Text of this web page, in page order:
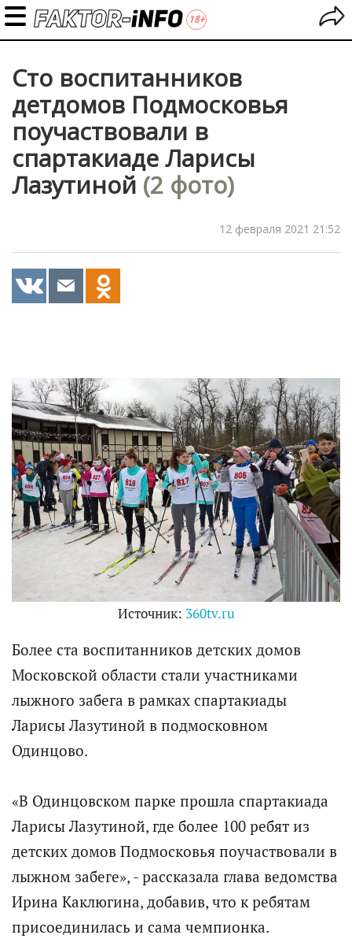
Сто воспитанников
детдомов Подмосковья
поучаствовали в
спартакиаде Ларисы
Лазутиной (2 фото)
12 февраля 2021 21:52
Источник: 360tv.ru
Более ста воспитанников детских домов
Московской области стали участниками
лыжного забега в рамках спартакиады
Ларисы Лазутиной в подмосковном
Одинцово.
«В Одинцовском парке прошла спартакиада
Ларисы Лазутиной, где более 100 ребят из
детских домов Подмосковья поучаствовали в
лыжном забеге», - рассказала глава ведомства
Ирина Каклюгина, добавив, что к ребятам
присоединилась и сама чемпионка.